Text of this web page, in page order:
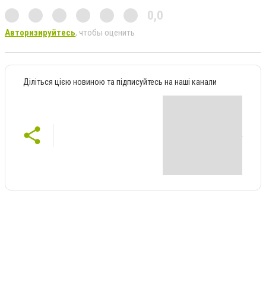
0,0
Авторизируйтесь, чтобы оценить
Діліться цією новиною та підписуйтесь на наші канали